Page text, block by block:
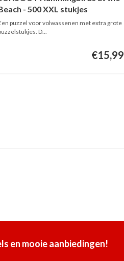
- 500 XXL stukjes
puzzel voor volwassenen met extra grote
D...
€15,99
en mooie aanbiedingen!